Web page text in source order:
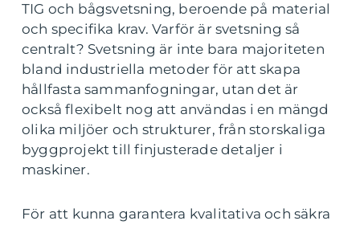
TIG och bågsvetsning, beroende på material
och specifika krav. Varför är svetsning så
centralt? Svetsning är inte bara majoriteten
bland industriella metoder för att skapa
hållfasta sammanfogningar, utan det är
också flexibelt nog att användas i en mängd
olika miljöer och strukturer, från storskaliga
byggprojekt till finjusterade detaljer i
maskiner.
För att kunna garantera kvalitativa och säkra